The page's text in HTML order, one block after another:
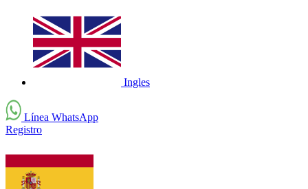
Ingles
Línea WhatsApp
Registro